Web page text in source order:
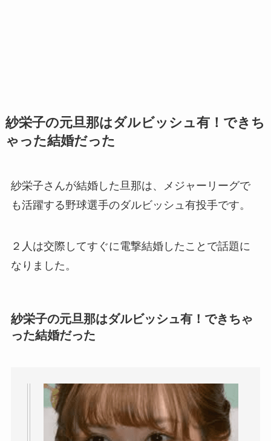
紗栄子の元旦那はダルビッシュ有！できち
ゃった結婚だった
紗栄子さんが結婚した旦那は、メジャーリーグで
も活躍する野球選手のダルビッシュ有投手です。
２人は交際してすぐに電撃結婚したことで話題に
なりました。
紗栄子の元旦那はダルビッシュ有！できちゃ
った結婚だった